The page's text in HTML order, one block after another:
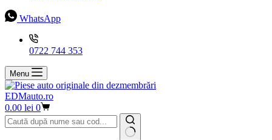
WhatsApp
0722 744 353
Menu
EDMauto.ro
Coș
de
cumpărături
0.00 lei 0